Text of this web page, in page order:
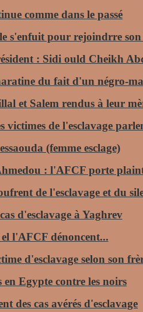
comme dans le passé
s'enfuit pour rejoindrre
: Sidi ould Cheikh
du fait d'un négro-
et Salem rendus à leur
victimes de l'esclavage
(femme esclage)
: l'AFCF porte
de l'esclavage et du
d'esclavage à Yaghrev
el l'AFCF dénoncent...
d'esclavage selon son
en Egypte contre les noirs
des cas avérés d'esclavage